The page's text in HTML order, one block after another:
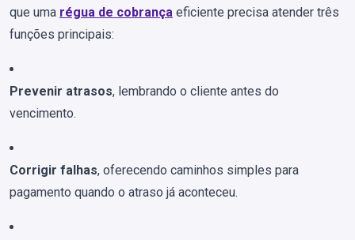
que uma régua de cobrança eficiente precisa atender três
funções principais:
Prevenir atrasos, lembrando o cliente antes do
vencimento.
Corrigir falhas, oferecendo caminhos simples para
pagamento quando o atraso já aconteceu.